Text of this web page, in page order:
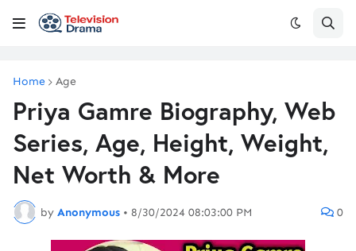
Home Age
Priya Gamre Biography, Web
Series, Age, Height, Weight,
Net Worth & More
by Anonymous • 8/30/2024 08:03:00 PM 0